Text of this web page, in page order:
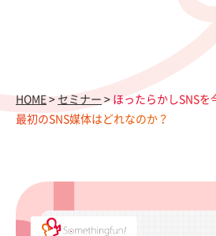
HOME > セミナー > ほったらかしSNSを
最初のSNS媒体はどれなのか？